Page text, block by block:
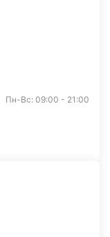
Пн-Вс: 09:00 - 21:00